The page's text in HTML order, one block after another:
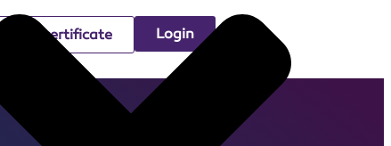
Check certificate Login